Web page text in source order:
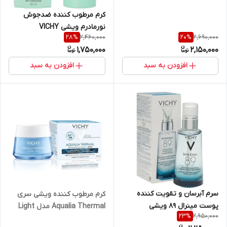
2,690,000
20%
2,150,000
افزودن به سبد
کرم مرطوب كننده ضدجوش
نورمادرم ویشی VICHY
Normaderm
2,460,000
28%
1,750,000
افزودن به سبد
سرم آبرسان و تقویت کننده
پوست مینرال 89 ویشی
Vichy(اصلی)
2,950,000
23%
کرم مرطوب کننده ویشی سری
Aqualia Thermal مدل Light